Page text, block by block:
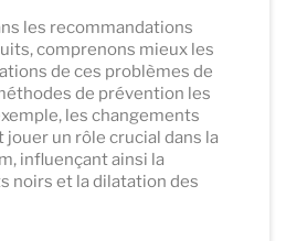
les recommandations
comprenons mieux les
de ces problèmes de
de prévention les
les changements
un rôle crucial dans la
influençant ainsi la
noirs et la dilatation des